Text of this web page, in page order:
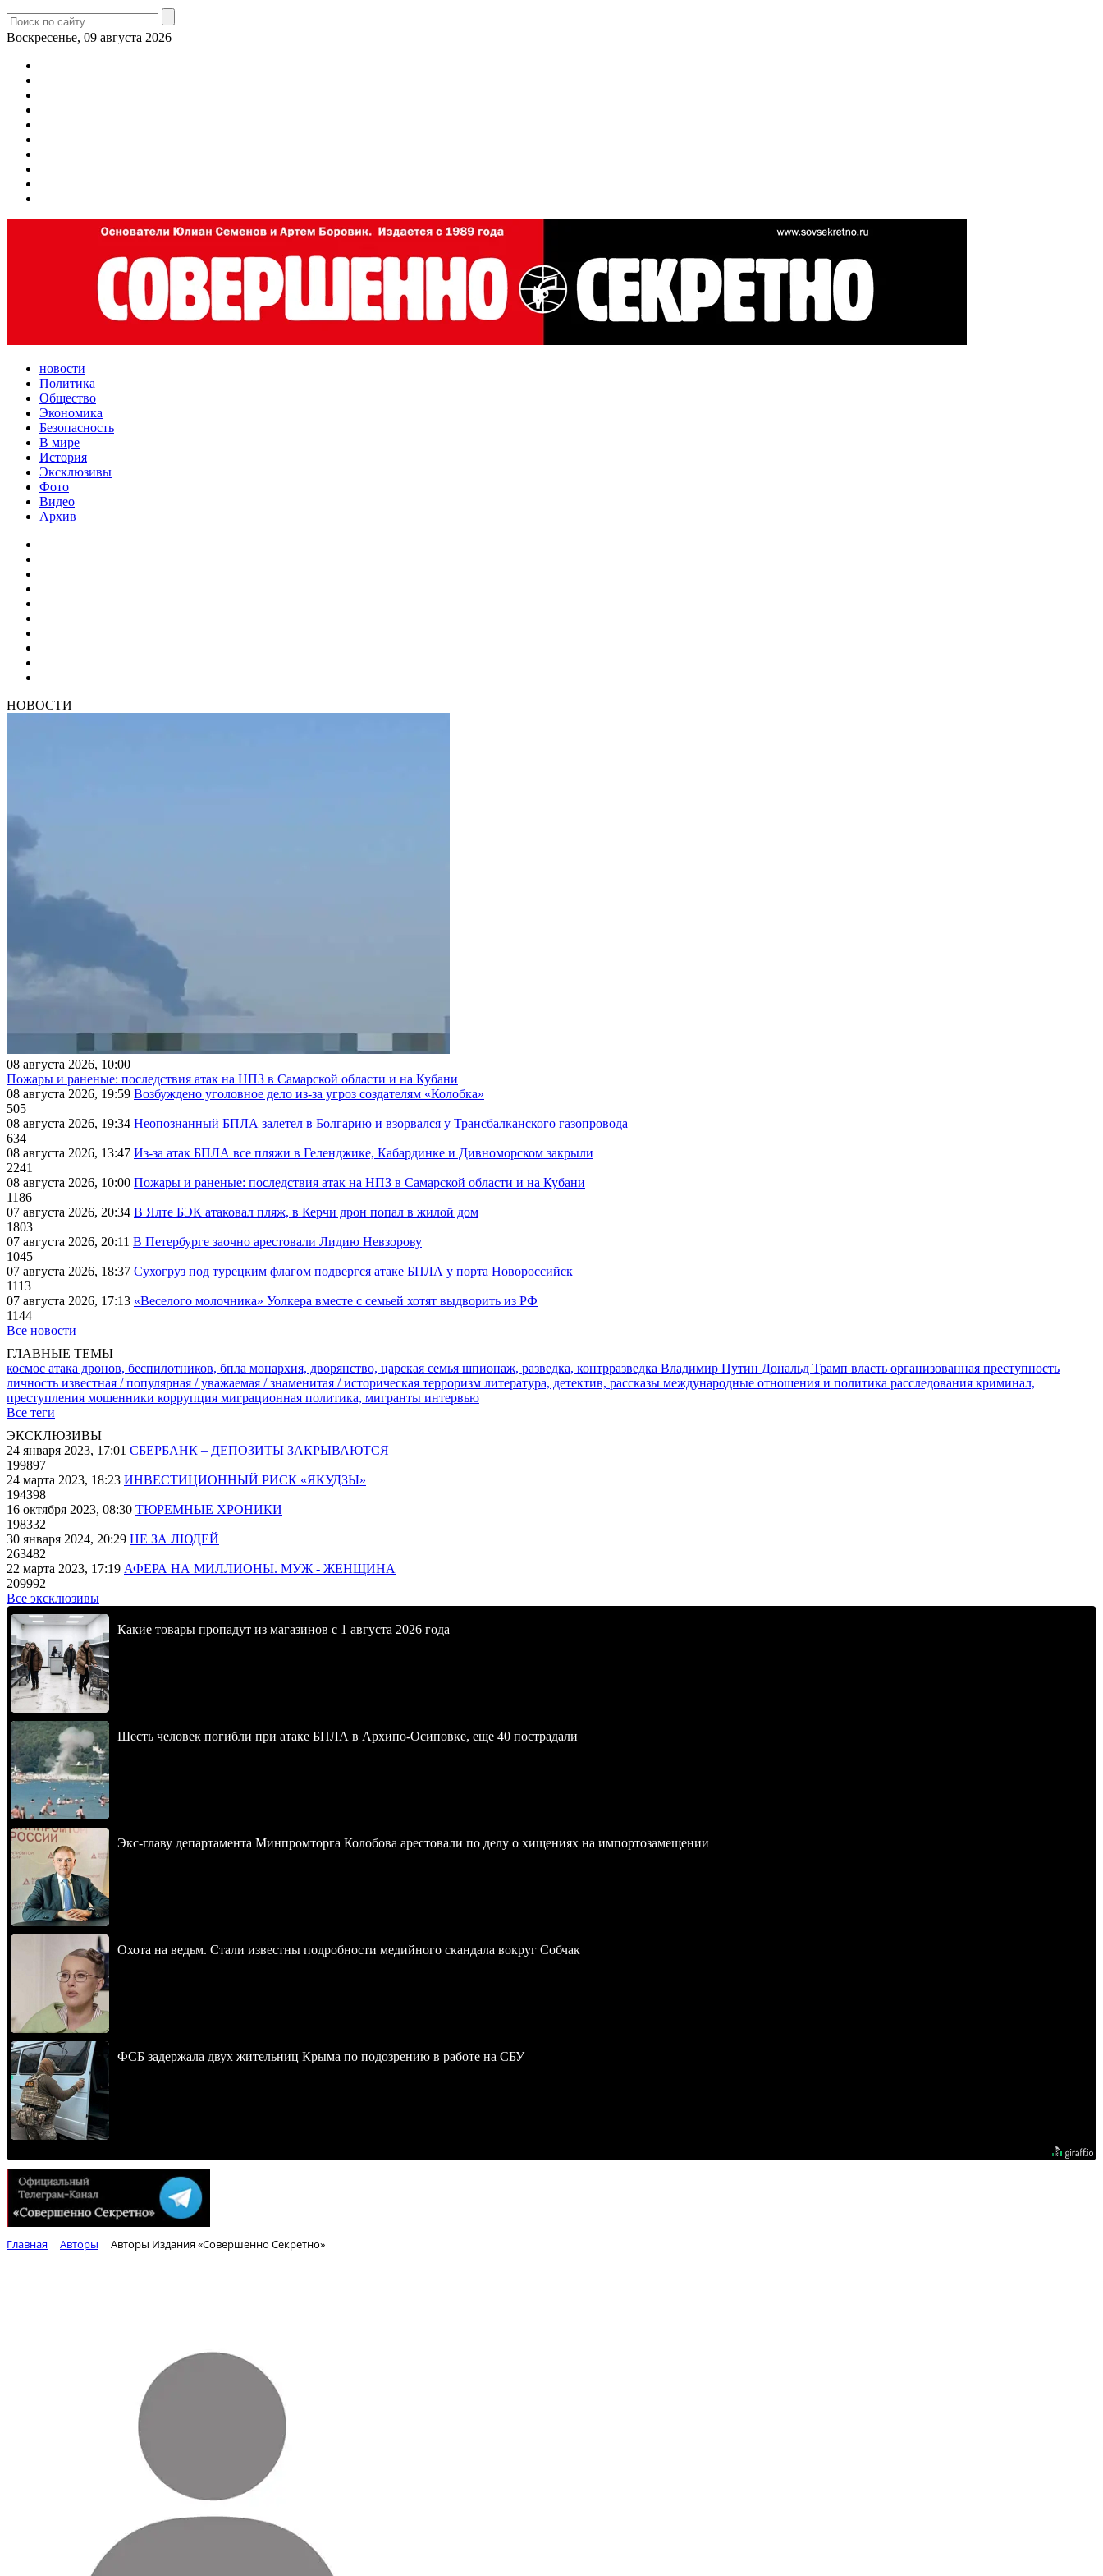
Воскресенье, 09 августа 2026
новости
Политика
Общество
Экономика
Безопасность
В мире
История
Эксклюзивы
Фото
Видео
Архив
НОВОСТИ
08 августа 2026, 10:00
Пожары и раненые: последствия атак на НПЗ в Самарской области и на Кубани
08 августа 2026, 19:59 Возбуждено уголовное дело из-за угроз создателям «Колобка»
505
08 августа 2026, 19:34 Неопознанный БПЛА залетел в Болгарию и взорвался у Трансбалканского газопровода
634
08 августа 2026, 13:47 Из-за атак БПЛА все пляжи в Геленджике, Кабардинке и Дивноморском закрыли
2241
08 августа 2026, 10:00 Пожары и раненые: последствия атак на НПЗ в Самарской области и на Кубани
1186
07 августа 2026, 20:34 В Ялте БЭК атаковал пляж, в Керчи дрон попал в жилой дом
1803
07 августа 2026, 20:11 В Петербурге заочно арестовали Лидию Невзорову
1045
07 августа 2026, 18:37 Сухогруз под турецким флагом подвергся атаке БПЛА у порта Новороссийск
1113
07 августа 2026, 17:13 «Веселого молочника» Уолкера вместе с семьей хотят выдворить из РФ
1144
Все новости
ГЛАВНЫЕ ТЕМЫ
космос атака дронов, беспилотников, бпла монархия, дворянство, царская семья шпионаж, разведка, контрразведка Владимир Путин Дональд Трамп власть организованная преступность
личность известная / популярная / уважаемая / знаменитая / историческая терроризм литература, детектив, рассказы международные отношения и политика расследования криминал,
преступления мошенники коррупция миграционная политика, мигранты интервью
Все теги
ЭКСКЛЮЗИВЫ
24 января 2023, 17:01 СБЕРБАНК – ДЕПОЗИТЫ ЗАКРЫВАЮТСЯ
199897
24 марта 2023, 18:23 ИНВЕСТИЦИОННЫЙ РИСК «ЯКУДЗЫ»
194398
16 октября 2023, 08:30 ТЮРЕМНЫЕ ХРОНИКИ
198332
30 января 2024, 20:29 НЕ ЗА ЛЮДЕЙ
263482
22 марта 2023, 17:19 АФЕРА НА МИЛЛИОНЫ. МУЖ - ЖЕНЩИНА
209992
Все эксклюзивы
Какие товары пропадут из магазинов с 1 августа 2026 года
Шесть человек погибли при атаке БПЛА в Архипо-Осиповке, еще 40 пострадали
Экс-главу департамента Минпромторга Колобова арестовали по делу о хищениях на импортозамещении
Охота на ведьм. Стали известны подробности медийного скандала вокруг Собчак
ФСБ задержала двух жительниц Крыма по подозрению в работе на СБУ
Главная Авторы Авторы Издания «Совершенно Секретно»